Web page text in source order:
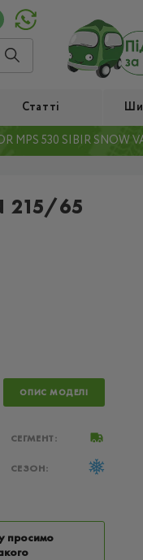
Статті
MPS 530 SIBIR SNOW
215/65
ОПИС МОДЕЛІ
СЕГМЕНТ:
СЕЗОН:
просимо